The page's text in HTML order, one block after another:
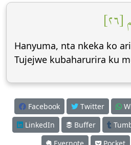
Hanyuma, nta nkeka ko
Tujejwe kubaharurira ku
Facebook Twitter
LinkedIn
Buffer